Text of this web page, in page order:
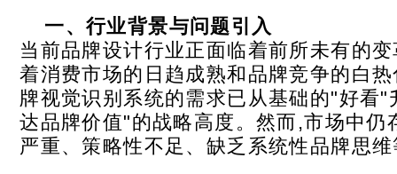
一、行业背景与问题引入
当前品牌设计行业正面临着前所未有的
着消费市场的日趋成熟和品牌竞争的白
牌视觉识别系统的需求已从基础的"好看"
达品牌价值"的战略高度。然而,市场中仍
严重、策略性不足、缺乏系统性品牌思